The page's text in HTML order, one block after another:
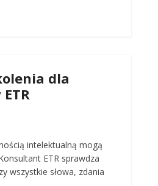
dla
intelektualną mogą
ETR sprawdza
wszystkie słowa, zdania